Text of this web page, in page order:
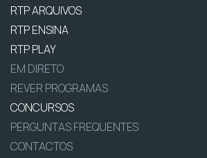
RTP ARQUIVOS
RTP ENSINA
RTP PLAY
EM DIRETO
REVER PROGRAMAS
CONCURSOS
PERGUNTAS FREQUENTES
CONTACTOS